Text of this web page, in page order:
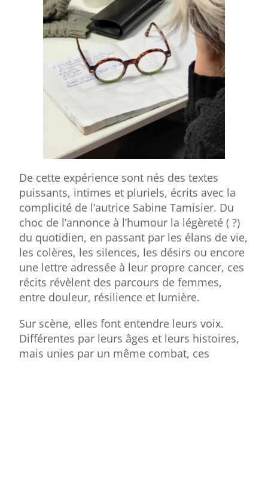
De cette expérience sont nés des textes
puissants, intimes et pluriels, écrits avec la
complicité de l’autrice Sabine Tamisier. Du
choc de l’annonce à l’humour la légèreté ( ?)
du quotidien, en passant par les élans de vie,
les colères, les silences, les désirs ou encore
une lettre adressée à leur propre cancer, ces
récits révèlent des parcours de femmes,
entre douleur, résilience et lumière.
Sur scène, elles font entendre leurs voix.
Différentes par leurs âges et leurs histoires,
mais unies par un même combat, ces